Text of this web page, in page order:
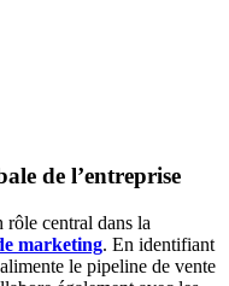
de l’entreprise
rôle central dans la
marketing. En identifiant
le pipeline de vente